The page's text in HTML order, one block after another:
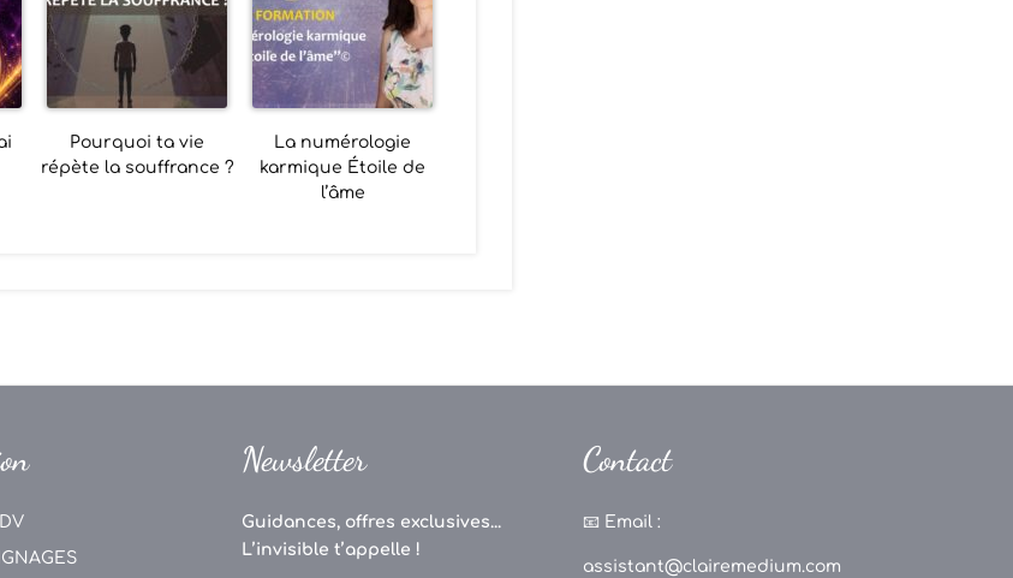
Pourquoi ta vie
répète la souffrance ?
La numérologie
karmique Étoile de
l’âme
Newsletter
Guidances, offres exclusives...
L’invisible t’appelle !
Contact
📧 Email :
assistant@clairemedium.com